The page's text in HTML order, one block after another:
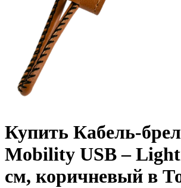
Купить Кабель-
Mobility USB –
см, коричневый в